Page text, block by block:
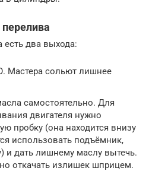
есть два выхода:
Мастера сольют лишнее
самостоятельно. Для
двигателя нужно
пробку (она находится внизу
использовать подъёмник,
и дать лишнему маслу вытечь.
откачать излишек шприцем.